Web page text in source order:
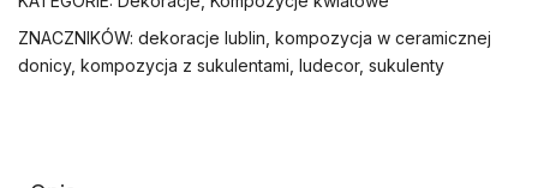
ZNACZNIKÓW: dekoracje lublin kompozycja w ceramicznej
donicy, kompozycja z sukulentami ludecor, sukulenty